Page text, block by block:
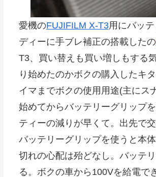
愛機のFUJIFILM X-T3用にバッ
ディーに手ブレ補正の搭載したの
T3、買い替えも買い増しもする
り始めたのかボクの購入したキ
イマまでボクの使用用途(主にス
始めてからバッテリーグリップ
ティーの減りが早くて。出先で
バッテリーグリップを使うと本
切れの心配は殆どなし。バッテ
る。ボクの車から100Vを給電で